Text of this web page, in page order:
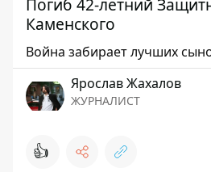
Погиб 42-летний
Каменского
Война забирает лучших
Ярослав Жахалов
ЖУРНАЛИСТ
👍